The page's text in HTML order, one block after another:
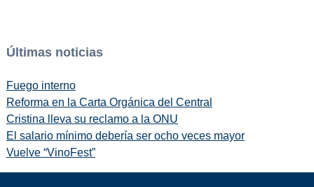
Últimas noticias
Fuego interno
Reforma en la Carta Orgánica del Central
Cristina lleva su reclamo a la ONU
El salario mínimo debería ser ocho veces mayor
Vuelve “VinoFest”